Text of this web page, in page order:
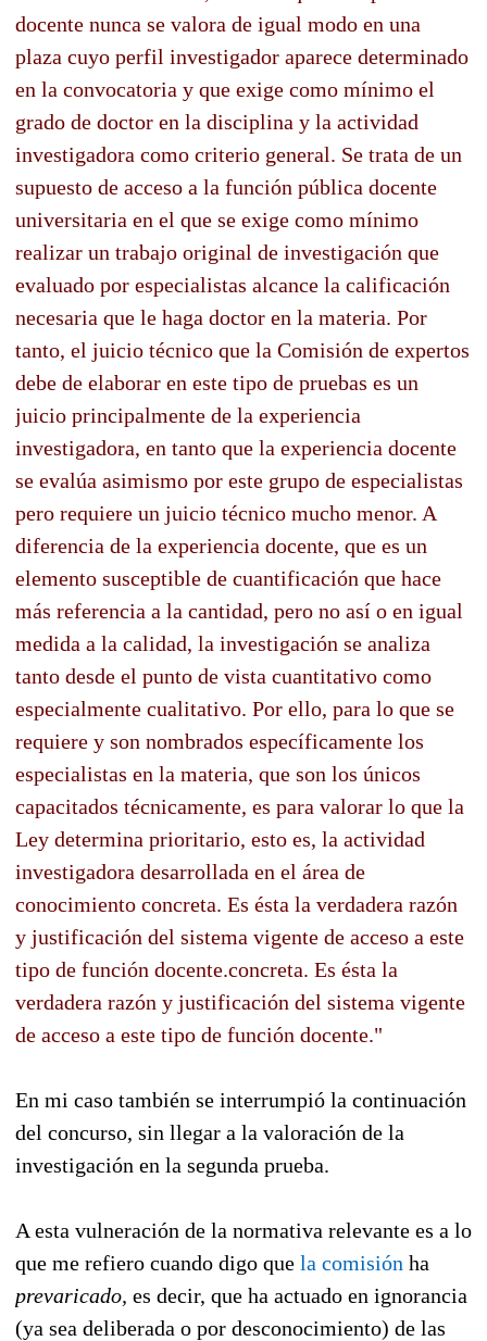
docente nunca se valora de igual modo en una
plaza cuyo perfil investigador aparece determinado
en la convocatoria y que exige como mínimo el
grado de doctor en la disciplina y la actividad
investigadora como criterio general. Se trata de un
supuesto de acceso a la función pública docente
universitaria en el que se exige como mínimo
realizar un trabajo original de investigación que
evaluado por especialistas alcance la calificación
necesaria que le haga doctor en la materia. Por
tanto, el juicio técnico que la Comisión de expertos
debe de elaborar en este tipo de pruebas es un
juicio principalmente de la experiencia
investigadora, en tanto que la experiencia docente
se evalúa asimismo por este grupo de especialistas
pero requiere un juicio técnico mucho menor. A
diferencia de la experiencia docente, que es un
elemento susceptible de cuantificación que hace
más referencia a la cantidad, pero no así o en igual
medida a la calidad, la investigación se analiza
tanto desde el punto de vista cuantitativo como
especialmente cualitativo. Por ello, para lo que se
requiere y son nombrados específicamente los
especialistas en la materia, que son los únicos
capacitados técnicamente, es para valorar lo que la
Ley determina prioritario, esto es, la actividad
investigadora desarrollada en el área de
conocimiento concreta. Es ésta la verdadera razón
y justificación del sistema vigente de acceso a este
tipo de función docente.concreta. Es ésta la
verdadera razón y justificación del sistema vigente
de acceso a este tipo de función docente."
En mi caso también se interrumpió la continuación
del concurso, sin llegar a la valoración de la
investigación en la segunda prueba.
A esta vulneración de la normativa relevante es a lo
que me refiero cuando digo que la comisión ha
prevaricado, es decir, que ha actuado en ignorancia
(ya sea deliberada o por desconocimiento) de las